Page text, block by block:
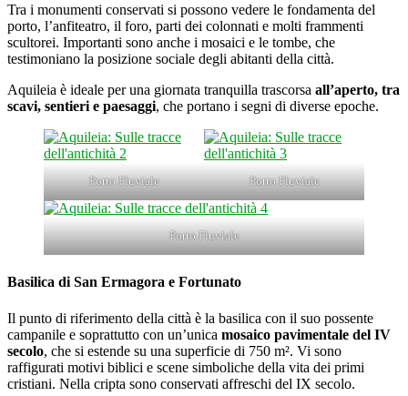
Tra i monumenti conservati si possono vedere le fondamenta del
porto, l’anfiteatro, il foro, parti dei colonnati e molti frammenti
scultorei. Importanti sono anche i mosaici e le tombe, che
testimoniano la posizione sociale degli abitanti della città.
Aquileia è ideale per una giornata tranquilla trascorsa all’aperto, tra
scavi, sentieri e paesaggi, che portano i segni di diverse epoche.
Porto Fluviale Porto Fluviale
Porto Fluviale
Basilica di San Ermagora e Fortunato
Il punto di riferimento della città è la basilica con il suo possente
campanile e soprattutto con un’unica mosaico pavimentale del IV
secolo, che si estende su una superficie di 750 m². Vi sono
raffigurati motivi biblici e scene simboliche della vita dei primi
cristiani. Nella cripta sono conservati affreschi del IX secolo.